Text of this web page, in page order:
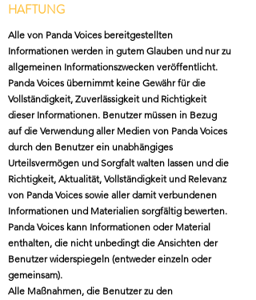
HAFTUNG
Alle von Panda Voices bereitgestellten
Informationen werden in gutem Glauben und nur zu
allgemeinen Informationszwecken veröffentlicht.
Panda Voices übernimmt keine Gewähr für die
Vollständigkeit, Zuverlässigkeit und Richtigkeit
dieser Informationen. Benutzer müssen in Bezug
auf die Verwendung aller Medien von Panda Voices
durch den Benutzer ein unabhängiges
Urteilsvermögen und Sorgfalt walten lassen und die
Richtigkeit, Aktualität, Vollständigkeit und Relevanz
von Panda Voices sowie aller damit verbundenen
Informationen und Materialien sorgfältig bewerten.
Panda Voices kann Informationen oder Material
enthalten, die nicht unbedingt die Ansichten der
Benutzer widerspiegeln (entweder einzeln oder
gemeinsam).
Alle Maßnahmen, die Benutzer zu den